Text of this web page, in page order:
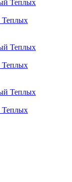
Теплых
Теплых
Теплых